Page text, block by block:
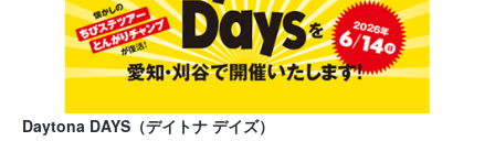
Daytona DAYS（デイトナ デイズ）